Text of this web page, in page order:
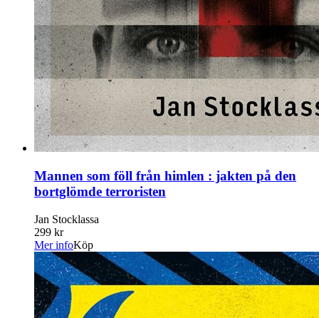
Mannen som föll från himlen : jakten på den
bortglömde terroristen
Jan Stocklassa
299 kr
Mer infoKöp